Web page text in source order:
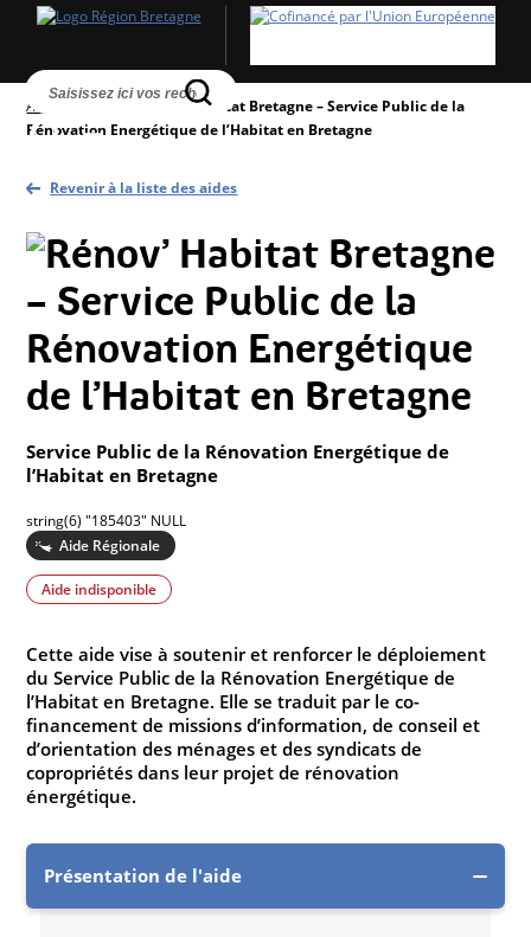
Accueil
Rénov’ Habitat Bretagne – Service Public de la
Rénovation Energétique de l’Habitat en Bretagne
Revenir à la liste des aides
Service Public de la Rénovation Energétique de
l’Habitat en Bretagne
string(6) "185403" NULL
Aide Régionale
Aide indisponible
Cette aide vise à soutenir et renforcer le déploiement
du Service Public de la Rénovation Energétique de
l’Habitat en Bretagne. Elle se traduit par le co-
financement de missions d’information, de conseil et
d’orientation des ménages et des syndicats de
copropriétés dans leur projet de rénovation
énergétique.
Présentation de l'aide